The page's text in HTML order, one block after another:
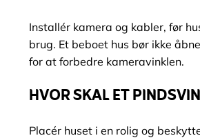
Installér kamera og kabler, før
brug. Et beboet hus bør ikke
for at forbedre kameravinklen.
HVOR SKAL ET
Placér huset i en rolig og